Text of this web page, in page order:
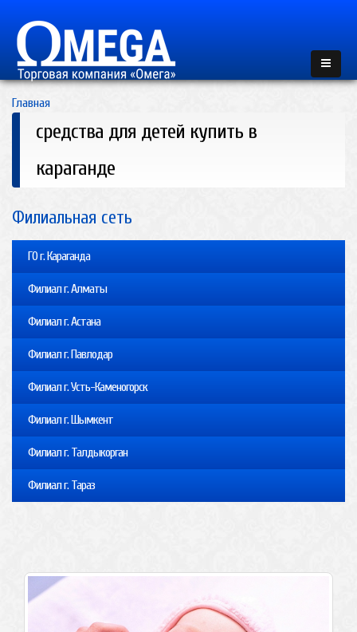
Главная
средства для детей купить в
караганде
Филиальная сеть
ГО г. Караганда
Филиал г. Алматы
Филиал г. Астана
Филиал г. Павлодар
Филиал г. Усть-Каменогорск
Филиал г. Шымкент
Филиал г. Талдыкорган
Филиал г. Тараз